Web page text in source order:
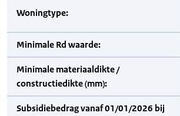
Woningtype:
Minimale Rd waarde:
Minimale materiaaldikte /
constructiedikte (mm):
Subsidiebedrag vanaf 01/01/2026 bij